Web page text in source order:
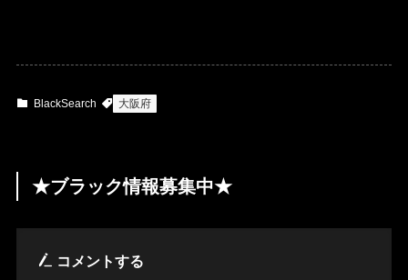
BlackSearch 大阪府
★ブラック情報募集中★
コメントする